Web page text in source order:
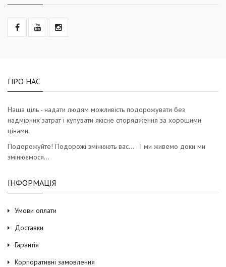
ПРО НАС
Наша ціль - надати людям можливість подорожувати без
надмірних затрат і купувати якісне спорядження за хорошими
цінами.
Подорожуйте! Подорожі змінюють вас… І ми живемо доки ми
змінюємося…
ІНФОРМАЦІЯ
Умови оплати
Доставки
Гарантія
Корпоративні замовлення